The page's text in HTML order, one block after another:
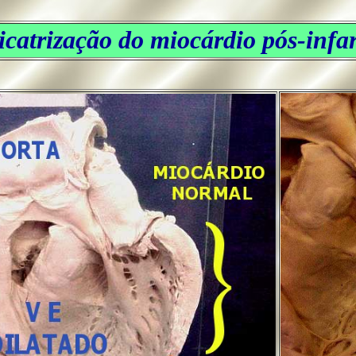
do miocárdio pós-